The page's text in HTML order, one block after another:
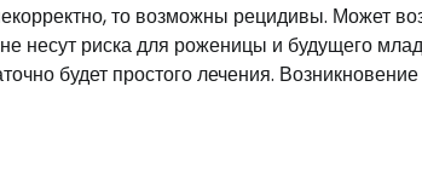
то возможны рецидивы. Может
несут риска для роженицы и будущего
будет простого лечения.